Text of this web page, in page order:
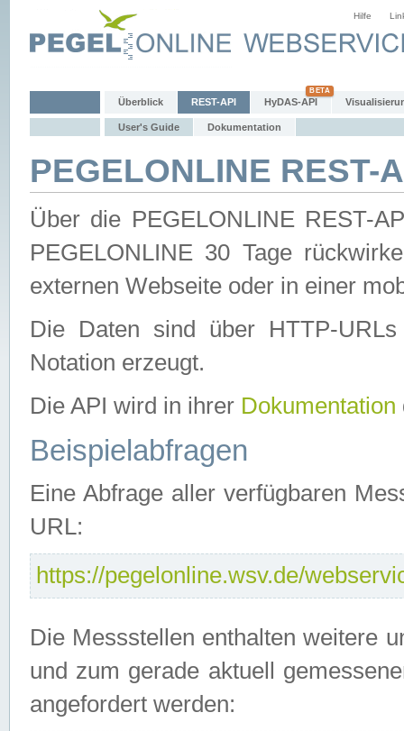
Hilfe
Überblick REST-API HyDAS-API
User's Guide Dokumentation
PEGELONLINE REST-
Über die PEGELONLINE REST-
PEGELONLINE 30 Tage
externen Webseite oder in einer
Die Daten sind über HTTP-
Notation erzeugt.
Die API wird in ihrer Dokumentation
Beispielabfragen
Eine Abfrage aller verfügbaren
URL:
https://pegelonline.wsv.de/
Die Messstellen enthalten weitere
und zum gerade aktuell
angefordert werden: